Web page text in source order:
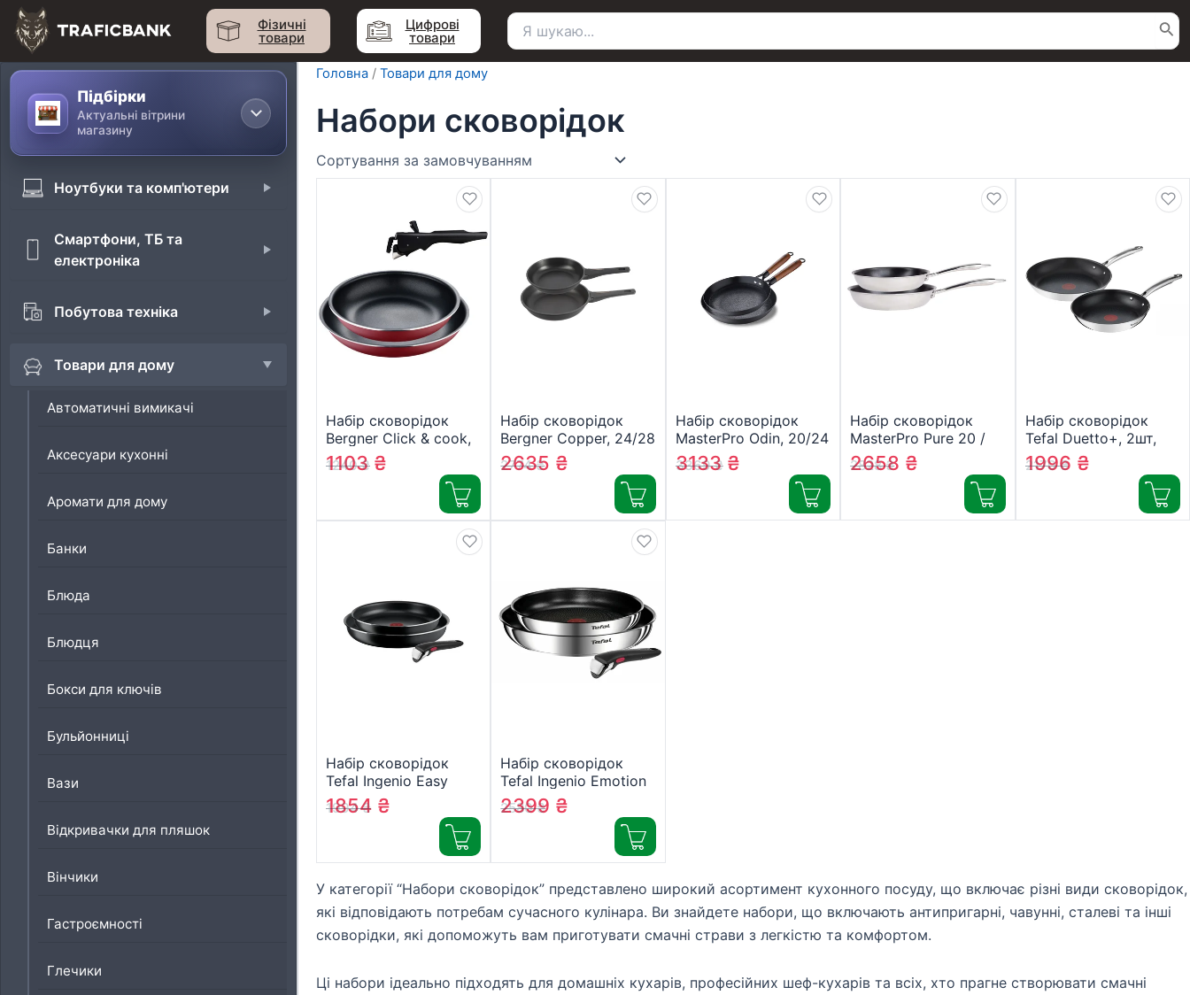
Перейти
до
вмісту
Фізичні
товари
Цифрові
товари
Пошук
Підбірки
Актуальні вітрини
магазину
Ноутбуки та комп'ютери
Смартфони, ТБ та
електроніка
Побутова техніка
Товари для дому
Автоматичні вимикачі
Аксесуари кухонні
Аромати для дому
Банки
Блюда
Блюдця
Бокси для ключів
Бульйонниці
Вази
Відкривачки для пляшок
Вінчики
Гастроємності
Глечики
Головна / Товари для дому
Набори сковорідок
Набір сковорідок
Bergner Click & cook,
зі знімною ручкою,
22/26 см, червоний
1240₴
1103₴
Набір сковорідок
Bergner Copper, 24/28
см (BGEU-6314)
2774₴
2635 ₴
Набір сковорідок
MasterPro Odin, 20/24
см чавун (BGKIT-
0083)
3369₴
3133₴
Набір сковорідок
MasterPro Pure 20 /
24 см 2 шт (BGEU-
5506)
2828₴
2658 ₴
Набір сковорідок
Tefal Duetto+, 2шт,
24/28см, нержавіюча
сталь (G732S255)
2170₴
1996 ₴
Набір сковорідок
Tefal Ingenio Easy
Cook Clean
(L1549013)
1994₴
1854 ₴
Набір сковорідок
Tefal Ingenio Emotion
3 предмети
(L897S374)
2580₴
2399 ₴
У категорії “Набори сковорідок” представлено широкий асортимент кухонного посуду, що включає різні види сковорідок,
які відповідають потребам сучасного кулінара. Ви знайдете набори, що включають антипригарні, чавунні, сталеві та інші
сковорідки, які допоможуть вам приготувати смачні страви з легкістю та комфортом.
Ці набори ідеально підходять для домашніх кухарів, професійних шеф-кухарів та всіх, хто прагне створювати смачні